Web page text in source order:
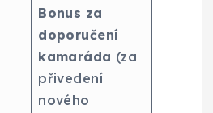
Bonus za
doporučení
kamaráda (za
přivedení
nového